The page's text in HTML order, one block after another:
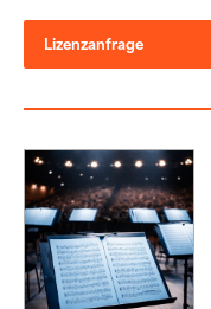
Lizenzanfrage